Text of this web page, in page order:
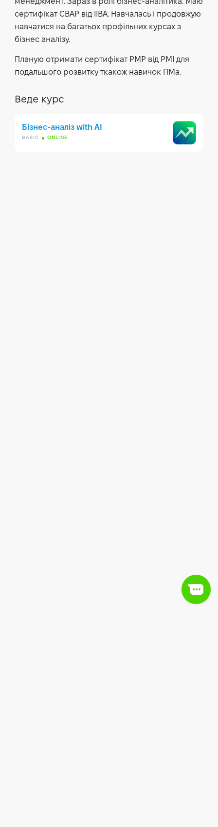
менеджмент. Зараз в ролі бізнес-аналітика. Маю
сертифікат CBAP від IIBA. Навчалась і продовжую
навчатися на багатьох профільних курсах з
бізнес аналізу.
Планую отримати сертифікат PMP від PMI для
подальшого розвитку ткакож навичок ПМа.
Веде курс
Бізнес-аналіз with AI
BASIC ONLINE